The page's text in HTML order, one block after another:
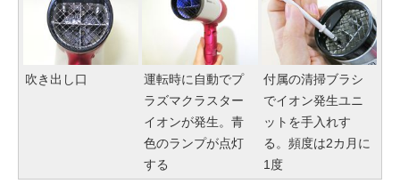
吹き出し口
運転時に自動でプ
ラズマクラスター
イオンが発生。青
色のランプが点灯
する
付属の清掃ブラシ
でイオン発生ユニ
ットを手入れす
る。頻度は2カ月に
1度